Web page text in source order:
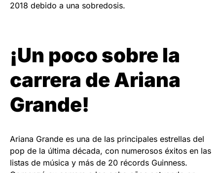
2018 debido a una sobredosis.
¡Un poco sobre la
carrera de Ariana
Grande!
Ariana Grande es una de las principales estrellas del
pop de la última década, con numerosos éxitos en las
listas de música y más de 20 récords Guinness.